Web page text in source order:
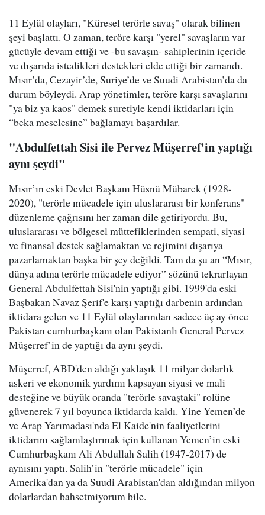
11 Eylül olayları, "Küresel terörle savaş" olarak bilinen
şeyi başlattı. O zaman, teröre karşı "yerel" savaşların var
gücüyle devam ettiği ve -bu savaşın- sahiplerinin içeride
ve dışarıda istedikleri destekleri elde ettiği bir zamandı.
Mısır’da, Cezayir’de, Suriye’de ve Suudi Arabistan’da da
durum böyleydi. Arap yönetimler, teröre karşı savaşlarını
"ya biz ya kaos" demek suretiyle kendi iktidarları için
“beka meselesine” bağlamayı başardılar.
"Abdulfettah Sisi ile Pervez Müşerref'in yaptığı
aynı şeydi"
Mısır’ın eski Devlet Başkanı Hüsnü Mübarek (1928-
2020), "terörle mücadele için uluslararası bir konferans"
düzenleme çağrısını her zaman dile getiriyordu. Bu,
uluslararası ve bölgesel müttefiklerinden sempati, siyasi
ve finansal destek sağlamaktan ve rejimini dışarıya
pazarlamaktan başka bir şey değildi. Tam da şu an “Mısır,
dünya adına terörle mücadele ediyor” sözünü tekrarlayan
General Abdulfettah Sisi'nin yaptığı gibi. 1999'da eski
Başbakan Navaz Şerif'e karşı yaptığı darbenin ardından
iktidara gelen ve 11 Eylül olaylarından sadece üç ay önce
Pakistan cumhurbaşkanı olan Pakistanlı General Pervez
Müşerref’in de yaptığı da aynı şeydi.
Müşerref, ABD'den aldığı yaklaşık 11 milyar dolarlık
askeri ve ekonomik yardımı kapsayan siyasi ve mali
desteğine ve büyük oranda "terörle savaştaki" rolüne
güvenerek 7 yıl boyunca iktidarda kaldı. Yine Yemen’de
ve Arap Yarımadası'nda El Kaide'nin faaliyetlerini
iktidarını sağlamlaştırmak için kullanan Yemen’in eski
Cumhurbaşkanı Ali Abdullah Salih (1947-2017) de
aynısını yaptı. Salih’in "terörle mücadele" için
Amerika'dan ya da Suudi Arabistan'dan aldığından milyon
dolarlardan bahsetmiyorum bile.